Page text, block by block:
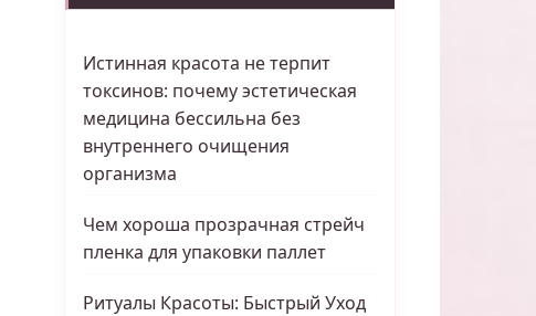
Истинная красота не терпит
токсинов: почему эстетическая
медицина бессильна без
внутреннего очищения
организма
Чем хороша прозрачная стрейч
пленка для упаковки паллет
Ритуалы Красоты: Быстрый Уход